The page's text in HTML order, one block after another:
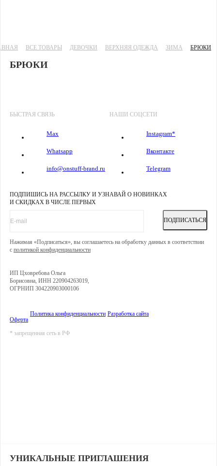
БРЮКИ
ДЛЯ
ДЕВОЧЕК
БРЕНД
ОДЕЖДЫ
ВСЕ ТОВАРЫ ДЕВОЧКИ ВЕРХНЯЯ ОДЕЖДА ЗИМА БРЮКИ
БРЮКИ
ПОДПИШИСЬ НА РАССЫЛКУ И УЗНАВАЙ О НОВИНКАХ
И СКИДКАХ В ЧИСЛЕ ПЕРВЫХ
ПОДПИСАТЬСЯ
Нажимая «Подписаться», вы соглашаетесь на обработку данных в соответствии
с политикой конфиденциальности
БЫСТРАЯ СВЯЗЬ
Max
Whatsapp
info@onstuff-brand.ru
НАШИ СОЦСЕТИ
Instagram*
Вконтакте
Telegram
ИП Цховребова Ольга
Борисовна, ИНН 220904263019,
ОГРНИП 304220903000106
Оферта
Политика конфиденциальности Разработка сайта
* запрещенная сеть в РФ
УНИКАЛЬНЫЕ ПРИГЛАШЕНИЯ